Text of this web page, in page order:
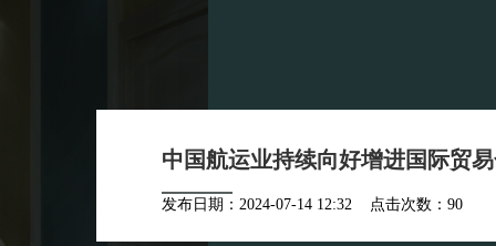
中国航运业持续向好增进国际贸
发布日期：2024-07-14 12:32 点击次数：90